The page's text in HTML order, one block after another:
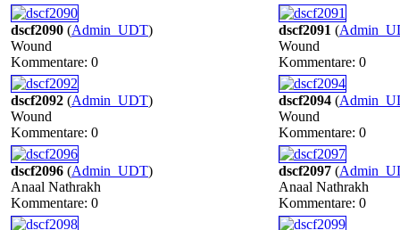
dscf2090 (Admin_UDT)
Wound
Kommentare: 0
dscf2091 (
Wound
Kommentare: 0
dscf2092 (Admin_UDT)
Wound
Kommentare: 0
dscf2094 (
Wound
Kommentare: 0
dscf2096 (Admin_UDT)
Anaal Nathrakh
Kommentare: 0
dscf2097 (
Anaal Nathrakh
Kommentare: 0